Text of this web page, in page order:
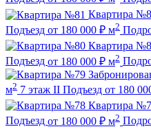
Квартира
Подъезд от 180 000 ₽ м2
Квартира
Подъезд от 180 000 ₽ м2
м2 7 этаж II Подъезд от 180
Квартира
Подъезд от 180 000 ₽ м2